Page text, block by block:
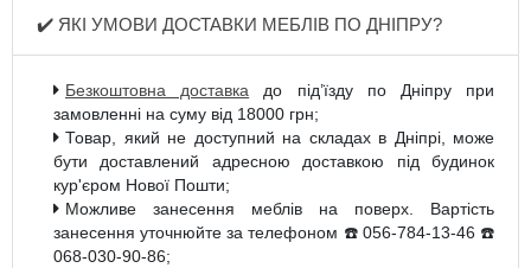
✔️ ЯКІ УМОВИ ДОСТАВКИ МЕБЛІВ ПО ДНІПРУ?
Безкоштовна доставка до під’їзду по Дніпру при
замовленні на суму від 18000 грн;
Товар, який не доступний на складах в Дніпрі, може
бути доставлений адресною доставкою під будинок
кур'єром Нової Пошти;
Можливе занесення меблів на поверх. Вартість
занесення уточнюйте за телефоном ☎️ 056-784-13-46 ☎️
068-030-90-86;